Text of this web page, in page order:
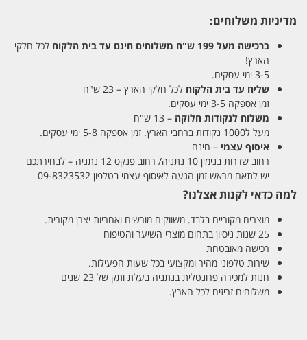
מדיניות משלוחים:
ברכישה מעל 199 ש"ח משלוחים חינם עד בית הלקוח לכל חלקי
הארץ!
3-5 ימי עסקים.
שליח עד בית הלקוח לכל חלקי הארץ – 23 ש"ח
זמן אספקה 3-5 ימי עסקים.
משלוח לנקודות חלוקה – 13 ש"ח
מעל ל1000 נקודות ברחבי הארץ. זמן אספקה 5-8 ימי עסקים.
איסוף עצמי – חינם
רחוב שדרות בנימין 10 נתניה/ רחוב פנקס 12 נתניה – לבחירתכם
יש לתאם מראש זמן הגעה לאיסוף עצמי בטלפון 09-8323532
למה כדאי לקנות אצלנו?
מוצרים מקוריים בלבד. משווקים מורשים ואחריות יצרן מקורית.
25 שנות ניסיון בתחום מוצרי השיער והטיפוח
רכישה מאובטחת
שירות טלפוני מהיר ומקצועי בכל שעות הפעילות.
חנות למכירה פרונטלית בנתניה בעלת ותק של 23 שנים
משלוחים זריזים לכל הארץ.